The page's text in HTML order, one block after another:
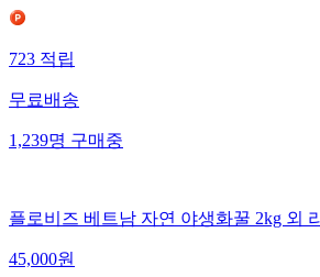
723적립
무료배송
1,239명구매중
플로비즈 베트남 자연 야생화꿀 2kg 외
45,000원